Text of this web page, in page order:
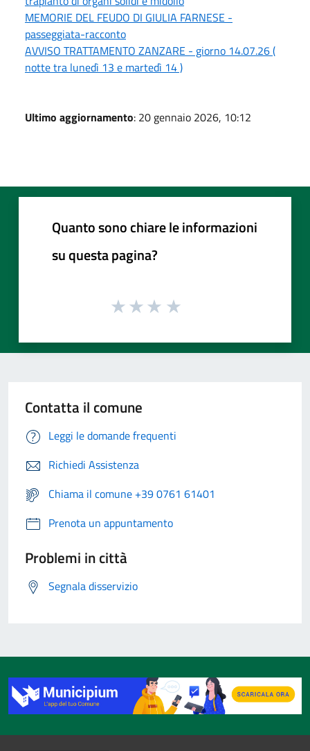
MEMORIE DEL FEUDO DI GIULIA FARNESE -
passeggiata-racconto
AVVISO TRATTAMENTO ZANZARE - giorno 14.07.26 (
notte tra lunedì 13 e martedì 14 )
Ultimo aggiornamento: 20 gennaio 2026, 10:12
Quanto sono chiare le informazioni
su questa pagina?
Contatta il comune
Leggi le domande frequenti
Richiedi Assistenza
Chiama il comune +39 0761 61401
Prenota un appuntamento
Problemi in città
Segnala disservizio